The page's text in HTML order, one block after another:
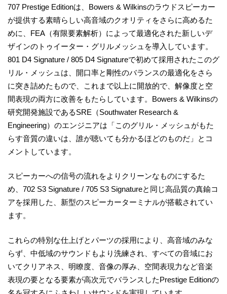
707 Prestige Editionは、Bowers & Wilkinsのラウドスピーカー
が提供する素晴らしい高音域のクオリティをさらに高めるた
めに、FEA（有限要素解析）によって最適化された新しいデ
ザインのトゥイーター・グリルメッシュを導入しています。
801 D4 Signature / 805 D4 Signatureで初めて採用されたこのグ
リル・メッシュは、開口率と剛性のバランスの最適化をさら
に突き詰めたもので、これまで以上に開放的で、解像度と空
間表現の両方に改善をもたらしています。Bowers & Wilkinsの
研究開発施設であるSRE（Southwater Research &
Engineering）のエンジニアは「このグリル・メッシュがもた
らす音質の違いは、誰が聴いても分かるほどのものだ」とコ
メントしています。
スピーカーへの信号の流れをよりクリーンなものにするた
め、702 S3 Signature / 705 S3 Signatureと同じ高品質の真鍮コ
アを採用した、新型のスピーカーターミナルが搭載されてい
ます。
これらの特別な仕上げとパーツの採用により、高音域のみな
らず、中低域のサウンドもより洗練され、すべての音域にお
いてクリアネス、明瞭度、音像の厚み、空間表現力など音楽
表現の要となる要素が高次元でバランスしたPrestige Editionの